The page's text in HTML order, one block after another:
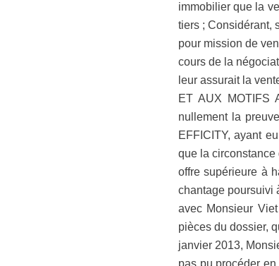
immobilier que la
tiers ; Considérant,
pour mission de
cours de la
leur assurait la
ET AUX MOTIFS
nullement la
EFFICITY, ayant
que la
offre supérieure à
chantage poursuivi
avec Monsieur
pièces du dossier,
janvier 2013,